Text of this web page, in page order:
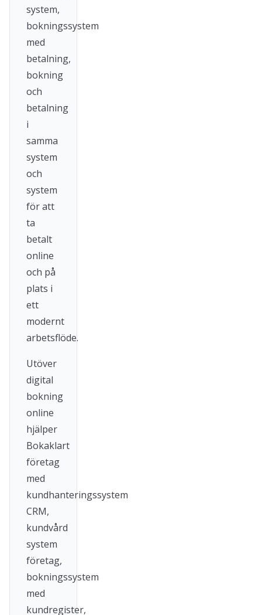
system,
bokningssystem
med
betalning,
bokning
och
betalning
i
samma
system
och
system
för att
ta
betalt
online
och på
plats i
ett
modernt
arbetsflöde.
Utöver
digital
bokning
online
hjälper
Bokaklart
företag
med
kundhanteringssystem
CRM,
kundvård
system
företag,
bokningssystem
med
kundregister,